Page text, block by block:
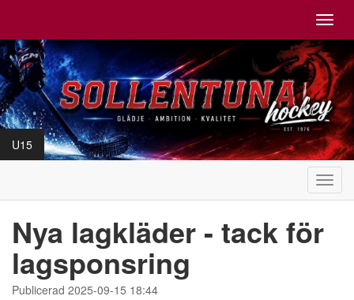
U15
Nya lagkläder - tack för
lagsponsring
Publicerad 2025-09-15 18:44